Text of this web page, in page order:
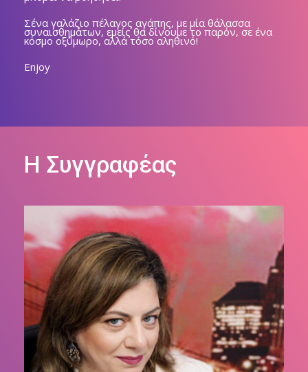
Σ΄ένα γαλάζιο πέλαγος αγάπης, με μία θάλασσα
συναισθημάτων, εμείς θα δίνουμε το παρόν, σε ένα
κόσμο οξύμωρο, αλλά τόσο αληθινό!
Enjoy
Η Συγγραφέας